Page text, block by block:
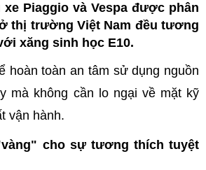
Piaggio và Vespa được phân
thị trường Việt Nam đều tương
xăng sinh học E10.
hoàn toàn an tâm sử dụng nguồn
mà không cần lo ngại về mặt kỹ
vận hành.
cho sự tương thích tuyệt